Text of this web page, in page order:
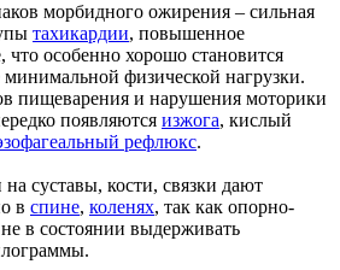
морбидного ожирения – сильная
тахикардии, повышенное
что особенно хорошо становится
физической нагрузки.
пищеварения и нарушения моторики
появляются изжога, кислый
рефлюкс.
суставы, кости, связки дают
в спине, коленях, так как опорно-
в состоянии выдерживать